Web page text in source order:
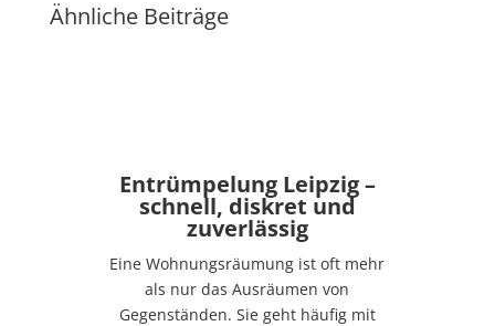
Ähnliche Beiträge
Entrümpelung Leipzig –
schnell, diskret und
zuverlässig
Eine Wohnungsräumung ist oft mehr
als nur das Ausräumen von
Gegenständen. Sie geht häufig mit